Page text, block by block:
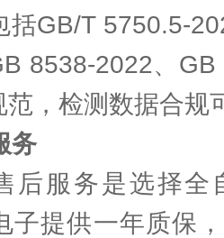
括GB/T 5750.5-
8538-2022、
范，检测数据合规
务
后服务是选择全
子提供一年质保